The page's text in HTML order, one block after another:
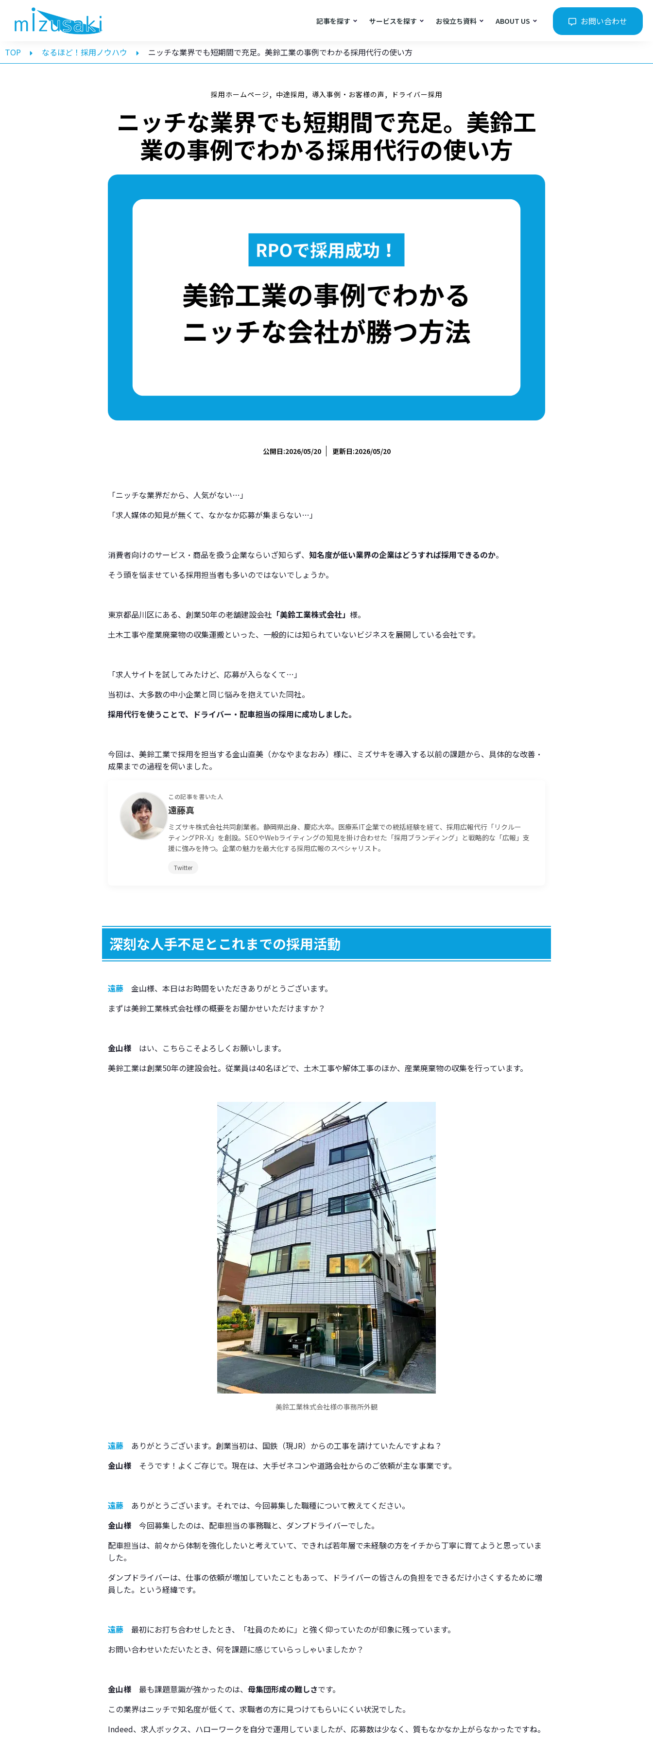
記事を探す サービスを探す お役立ち資料 ABOUT US お問い合わせ
TOP なるほど！採用ノウハウ ニッチな業界でも短期間で充足。美鈴工業の事例でわかる採用代行の使い方
採用ホームページ, 中途採用, 導入事例・お客様の声, ドライバー採用
ニッチな業界でも短期間で充足。美鈴工
業の事例でわかる採用代行の使い方
公開日:2026/05/20 更新日:2026/05/20
「ニッチな業界だから、人気がない…」
「求人媒体の知見が無くて、なかなか応募が集まらない…」
消費者向けのサービス・商品を扱う企業ならいざ知らず、 知名度が低い業界の企業はどうすれば採用できるのか。
そう頭を悩ませている採用担当者も多いのではないでしょうか。
東京都品川区にある、創業50年の老舗建設会社 「美鈴工業株式会社」 様。
土木工事や産業廃棄物の収集運搬といった、一般的には知られていないビジネスを展開している会社です。
「求人サイトを試してみたけど、応募が入らなくて…」
当初は、大多数の中小企業と同じ悩みを抱えていた同社。
採用代行を使うことで、ドライバー・配車担当の採用に成功しました。
今回は、美鈴工業で採用を担当する金山直美 （かなやまなおみ）様に、ミズサキを導入する以前の課題から、具体的な改善・
成果までの過程を伺いました。
この記事を書いた人
遠藤真
ミズサキ株式会社共同創業者。静岡県出身、慶応大卒。医療系IT企業での統括経験を経て、採用広報代行「リクルー
ティングPR-X」を創設。SEOやWebライティングの知見を掛け合わせた「採用ブランディング」と戦略的な「広報」支
援に強みを持つ。企業の魅力を最大化する採用広報のスペシャリスト。
Twitter
深刻な人手不足とこれまでの採用活動
遠藤
金山様、本日はお時間をいただきありがとうございます。
まずは美鈴工業株式会社様の概要をお聞かせいただけますか？
金山様 はい、こちらこそよろしくお願いします。
美鈴工業は創業50年の建設会社。 従業員は40名ほどで、土木工事や解体工事のほか、産業廃棄物の収集を行っています。
美鈴工業株式会社様の事務所外観
遠藤 ありがとうございます。 創業当初は、国鉄（現JR）からの工事を請けていたんですよね？
金山様 そうです！よくご存じで。 現在は、大手ゼネコンや道路会社からのご依頼が主な事業です。
遠藤 ありがとうございます。それでは、 今回募集した職種について教えてください。
金山様 今回募集したのは、配車担当の事務職と、ダンプドライバーでした。
配車担当は、前々から体制を強化したいと考えていて、できれば若年層で未経験の方をイチから丁寧に育てようと思っていま
した。
ダンプドライバーは、仕事の依頼が増加していたこともあって、ドライバーの皆さんの負担をできるだけ小さくするために増
員した。という経緯です。
遠藤 最初にお打ち合わせしたとき、「社員のために」と強く仰っていたのが印象に残っています。
お問い合わせいただいたとき、何を課題に感じていらっしゃいましたか？
金山様 最も課題意識が強かったのは、 母集団形成の難しさです。
この業界はニッチで知名度が低くて、求職者の方に見つけてもらいにくい状況でした。
Indeed、求人ボックス、ハローワークを自分で運用していましたが、応募数は少なく、質もなかなか上がらなかったですね。